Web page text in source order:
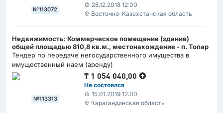
№113072
28.12.2018 12:00
Восточно-Казахстанская область
Недвижимость: Коммерческое помещение (здание)
общей площадью 810,8 кв.м., местонахождение - п. Топар
Тендер по передаче негосударственного имущества в
имущественный наем (аренду)
№113313
₸ 1 054 040,00
Не состоялся
15.01.2019 12:00
Карагандинская область